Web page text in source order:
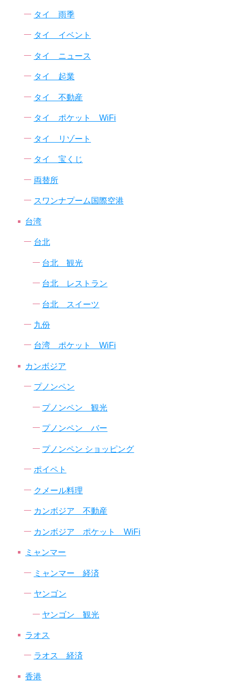
タイ 雨季
タイ イベント
タイ ニュース
タイ 起業
タイ 不動産
タイ ポケット WiFi
タイ リゾート
タイ 宝くじ
両替所
スワンナプーム国際空港
台湾
台北
台北 観光
台北 レストラン
台北 スイーツ
九份
台湾 ポケット WiFi
カンボジア
プノンペン
プノンペン 観光
プノンペン バー
プノンペン ショッピング
ポイペト
クメール料理
カンボジア 不動産
カンボジア ポケット WiFi
ミャンマー
ミャンマー 経済
ヤンゴン
ヤンゴン 観光
ラオス
ラオス 経済
香港